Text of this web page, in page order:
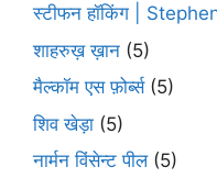
स्टीफन हॉकिंग |
शाहरुख़ ख़ान (5)
मैल्कॉम एस फ़ोर्ब्स(5)
शिव खेड़ा (5)
नार्मन विंसेन्ट पील(5)